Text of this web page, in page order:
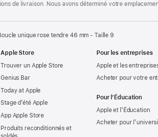
de livraison. Nous avons déterminé votre
unique rose tendre 46 mm - Taille 9
Apple Store
Trouver un Apple Store
Genius Bar
Today at Apple
Stage d’été Apple
App Apple Store
Produits reconditionnés et
Pour les entreprises
Apple et les
Acheter pour votre
Pour l’Éducation
Apple et l’Éducation
Acheter pour